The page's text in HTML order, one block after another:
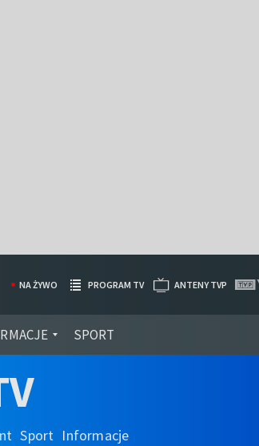
SPORT
NA ŻYWO PROGRAM TV ANTENY TVP
Sport Informacje